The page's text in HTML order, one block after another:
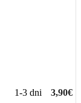
1-3 dni 3,90€